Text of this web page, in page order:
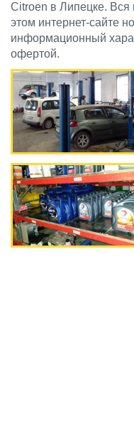
Citroen в Липецке.
этом интернет-сайте
информационный
офертой.